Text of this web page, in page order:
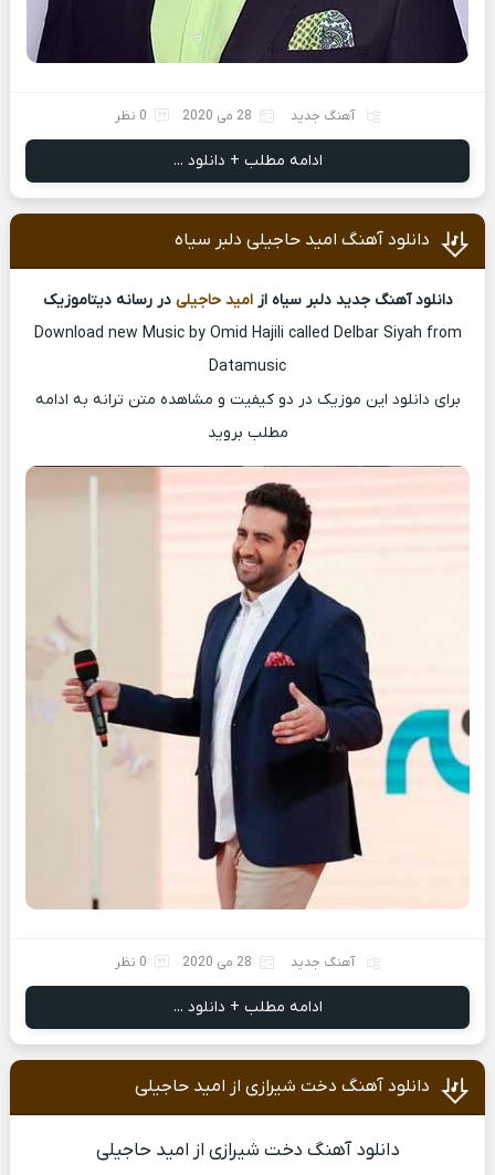
آهنگ جدید 28 می 2020 0 نظر
ادامه مطلب + دانلود ...
دانلود آهنگ امید حاجیلی دلبر سیاه
دانلود آهنگ جدید دلبر سیاه ازامید حاجیلی در رسانه دیتاموزیک
Download new Music by Omid Hajili called Delbar Siyah from
Datamusic
برای دانلود این موزیک در دو کیفیت و مشاهده متن ترانه به ادامه
مطلب بروید
آهنگ جدید 28 می 2020 0 نظر
ادامه مطلب + دانلود ...
دانلود آهنگ دخت شیرازی از امید حاجیلی
دانلود آهنگ دخت شیرازی از امید حاجیلی